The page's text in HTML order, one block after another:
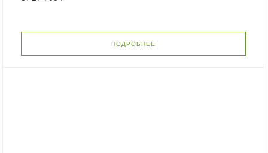
ПОДРОБНЕЕ